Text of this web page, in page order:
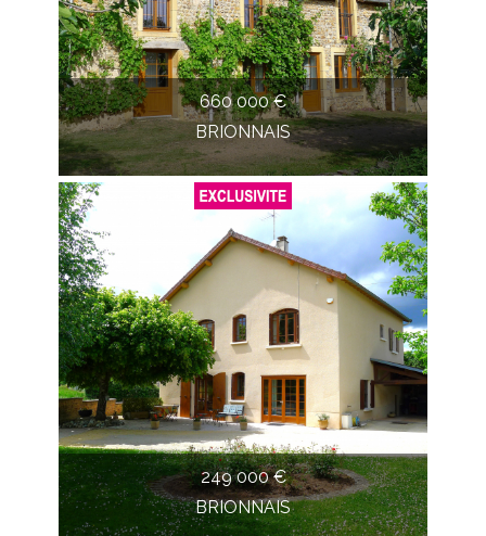
660 000 €
BRIONNAIS
249 000 €
BRIONNAIS